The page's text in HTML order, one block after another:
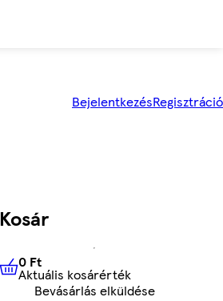
BejelentkezésRegisztráció
Kosár
0 FtAktuális kosárérték
0 Ft
Aktuális kosárérték
Bevásárlás elküldése